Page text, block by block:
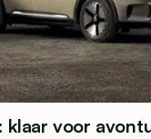
klaar voor